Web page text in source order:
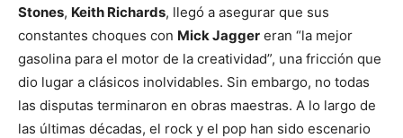
Stones, Keith Richards, llegó a asegurar que sus
constantes choques con Mick Jagger eran “la mejor
gasolina para el motor de la creatividad”, una fricción que
dio lugar a clásicos inolvidables. Sin embargo, no todas
las disputas terminaron en obras maestras. A lo largo de
las últimas décadas, el rock y el pop han sido escenario